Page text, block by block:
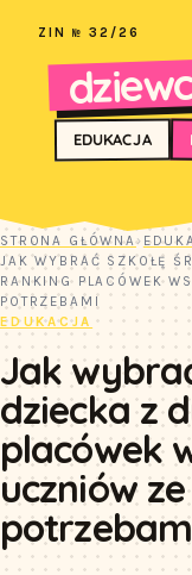
ZIN № 32/26
EDUKACJA
STRONA GŁÓWNA›
JAK WYBRAĆ SZKOŁĘ
RANKING PLACÓWEK
POTRZEBAMI
EDUKACJA
Jak
dziecka z
placówek
uczniów